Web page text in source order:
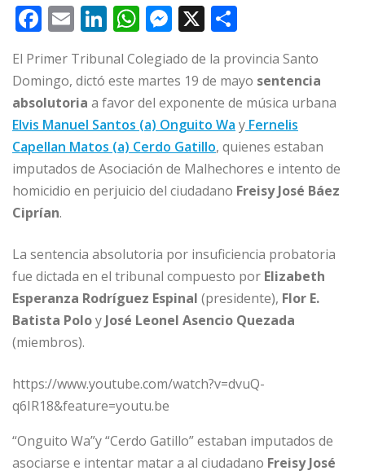
F
a
c
e
b
o
o
k
E
m
ai
l
Li
n
k
e
dI
n
W
h
at
s
A
p
p
M
e
ss
e
n
g
e
r
X
m
p
ar
ti
r
El Primer Tribunal Colegiado de la provincia Santo
Domingo, dictó este martes 19 de mayo sentencia
absolutoria a favor del exponente de música urbana
Elvis Manuel Santos (a) Onguito Wa y Fernelis
Capellan Matos (a) Cerdo Gatillo, quienes estaban
imputados de Asociación de Malhechores e intento de
homicidio en perjuicio del ciudadano Freisy José Báez
Ciprían.
La sentencia absolutoria por insuficiencia probatoria
fue dictada en el tribunal compuesto por Elizabeth
Esperanza Rodríguez Espinal (presidente), Flor E.
Batista Poloy José Leonel Asencio Quezada
(miembros).
https://www.youtube.com/watch?v=dvuQ-
q6IR18&feature=youtu.be
“Onguito Wa”y “Cerdo Gatillo” estaban imputados de
asociarse e intentar matar a al ciudadano Freisy José